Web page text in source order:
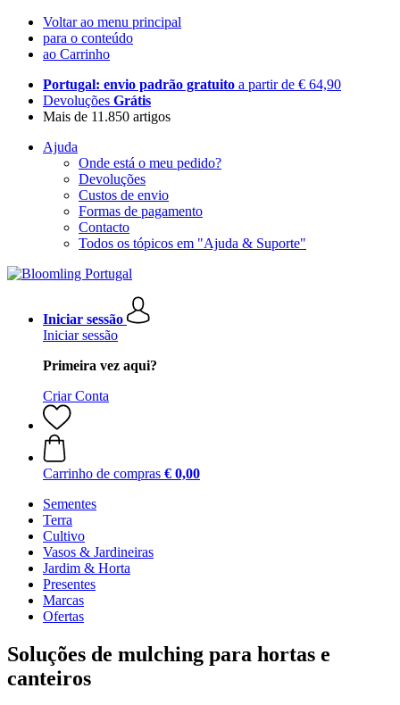
Voltar ao menu principal
para o conteúdo
ao Carrinho
Portugal: envio padrão gratuito a partir de € 64,90
Devoluções Grátis
Mais de 11.850 artigos
Ajuda
Onde está o meu pedido?
Devoluções
Custos de envio
Formas de pagamento
Contacto
Todos os tópicos em "Ajuda & Suporte"
Iniciar sessão
Iniciar sessão
Primeira vez aqui?
Criar Conta
Carrinho de compras € 0,00
Sementes
Terra
Cultivo
Vasos & Jardineiras
Jardim & Horta
Presentes
Marcas
Ofertas
Soluções de mulching para hortas e
canteiros